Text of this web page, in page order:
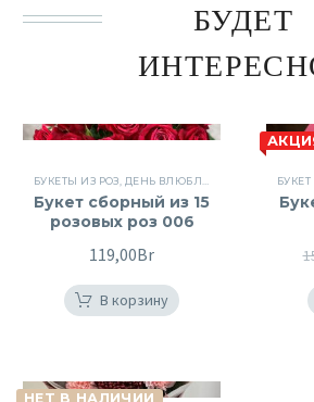
БУДЕТ
БУКЕТЫ ИЗ РОЗ, ДЕНЬ ВЛЮБЛЕННЫХ РОЗОВЫЕ
Букет сборный из 15
розовых роз 006
119,00Br
В корзину
НЕТ В НАЛИЧИИ